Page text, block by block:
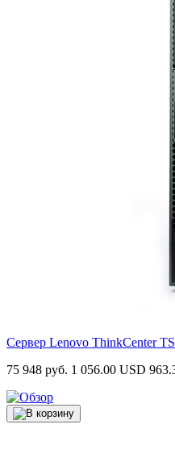
Сервер Lenovo ThinkCenter
75 948 руб. 1 056.00 USD